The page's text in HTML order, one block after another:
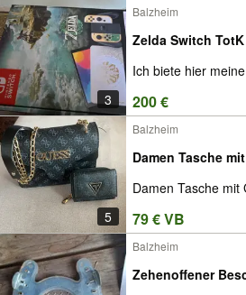
3
Balzheim
Zelda Switch
Ich biete hier
200 €
5
Balzheim
Damen Tasche
Damen Tasche mit
79 € VB
Balzheim